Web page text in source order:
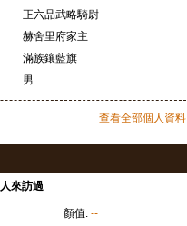
正六品武略騎尉
赫舍里府家主
滿族鑲藍旗
男
查看全部個人資料
人來訪過
顏值: --